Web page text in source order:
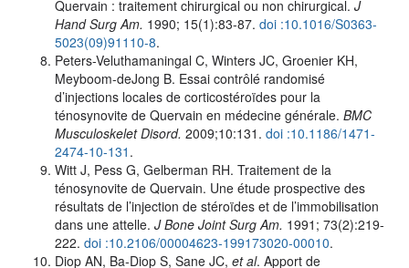
Quervain : traitement chirurgical ou non chirurgical. J
Hand Surg Am. 1990; 15(1):83-87. doi :10.1016/S0363-
5023(09)91110-8.
Peters-Veluthamaningal C, Winters JC, Groenier KH,
Meyboom-deJong B. Essai contrôlé randomisé
d’injections locales de corticostéroïdes pour la
ténosynovite de Quervain en médecine générale. BMC
Musculoskelet Disord. 2009;10:131. doi :10.1186/1471-
2474-10-131 .
Witt J, Pess G, Gelberman RH. Traitement de la
ténosynovite de Quervain. Une étude prospective des
résultats de l’injection de stéroïdes et de l’immobilisation
dans une attelle. J Bone Joint Surg Am. 1991; 73(2):219-
222. doi :10.2106/00004623-199173020-00010.
Diop AN, Ba-Diop S, Sane JC, et al. Apport de